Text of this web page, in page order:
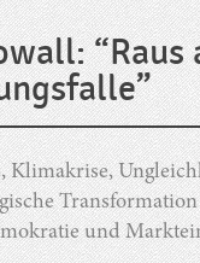
“Raus
Klimakrise,
und